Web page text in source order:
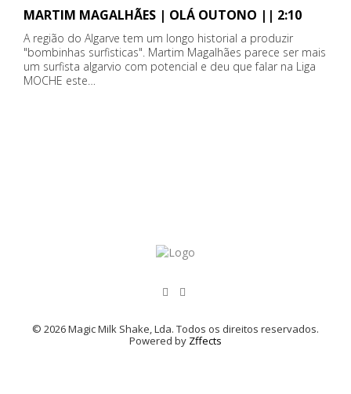
MARTIM MAGALHÃES | OLÁ OUTONO || 2:10
A região do Algarve tem um longo historial a produzir
"bombinhas surfisticas". Martim Magalhães parece ser mais
um surfista algarvio com potencial e deu que falar na Liga
MOCHE este…
© 2026 Magic Milk Shake, Lda. Todos os direitos reservados.
Powered by Zffects